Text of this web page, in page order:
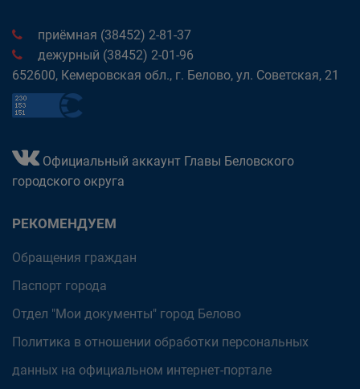
приёмная (38452) 2-81-37
дежурный (38452) 2-01-96
652600, Кемеровская обл., г. Белово, ул. Советская, 21
Официальный аккаунт Главы Беловского
городского округа
РЕКОМЕНДУЕМ
Обращения граждан
Паспорт города
Отдел "Мои документы" город Белово
Политика в отношении обработки персональных
данных на официальном интернет-портале